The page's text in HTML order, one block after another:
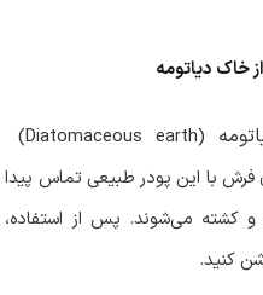
خاک دیاتومه
(Diatomaceous earth)
با این پودر طبیعی تماس پیدا
کشته می‌شوند. پس از استفاده،
کنید.